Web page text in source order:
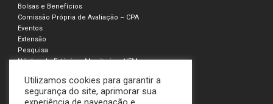
Bolsas e Benefícios
Comissão Própria de Avaliação – CPA
Eventos
Extensão
Pesquisa
Núcleo de Estágio e Monitoria – NEM
Compliance – Ouvidoria
Utilizamos cookies para garantir a
segurança do site, aprimorar sua